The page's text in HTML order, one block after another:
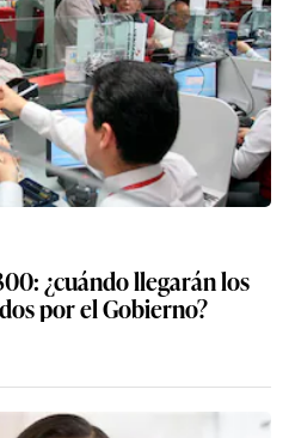
¿cuándo llegarán los
por el Gobierno?